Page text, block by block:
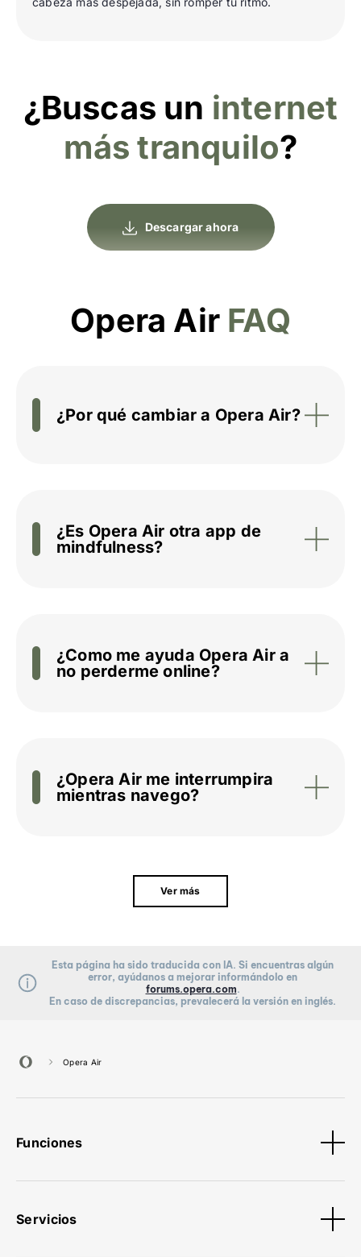
¿Buscas un internet
más tranquilo?
Descargar ahora
Opera Air FAQ
¿Por qué cambiar a Opera Air?
¿Es Opera Air otra app de
mindfulness?
¿Como me ayuda Opera Air a
no perderme online?
¿Opera Air me interrumpira
mientras navego?
Ver más
Esta página ha sido traducida con IA. Si encuentras algún
error, ayúdanos a mejorar informándolo en
forums.opera.com.
En caso de discrepancias, prevalecerá la versión en inglés.
Opera Air
Funciones
Servicios